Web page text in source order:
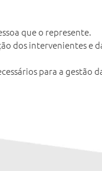
que o represente.
dos intervenientes e
para a gestão